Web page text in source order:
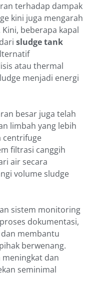
terhadap dampak
kini juga mengarah
beberapa kapal
sludge tank
atau thermal
menjadi energi
besar juga telah
limbah yang lebih
centrifuge
filtrasi canggih
air secara
volume sludge
sistem monitoring
dokumentasi,
membantu
berwenang.
meningkat dan
seminimal